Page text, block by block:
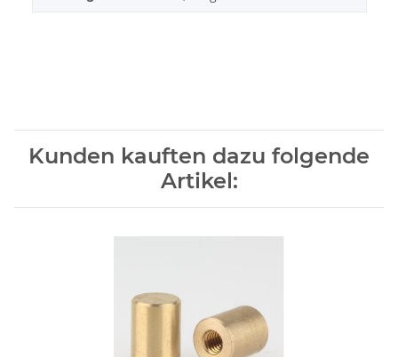
Kunden kauften dazu folgende
Artikel: